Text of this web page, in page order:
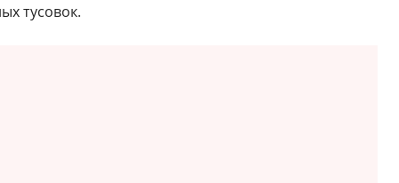
тусовок.